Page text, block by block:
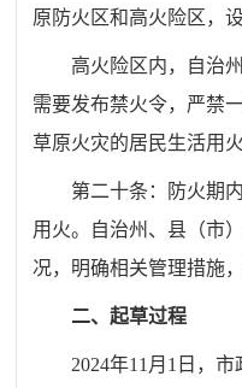
原防火区和高火险区，
高火险区内，自治
需要发布禁火令，严禁
草原火灾的居民生活用
第二十条：防火期
用火。自治州、县（市
况，明确相关管理措施
二、起草过程
2024年11月1日，